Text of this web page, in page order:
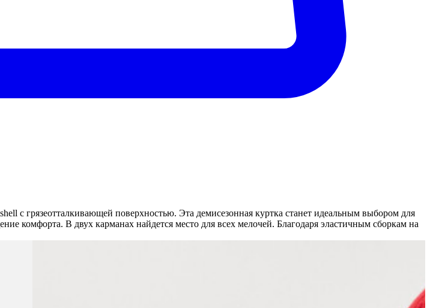
с грязеотталкивающей поверхностью. Эта демисезонная куртка станет идеальным выбором для
комфорта. В двух карманах найдется место для всех мелочей. Благодаря эластичным сборкам на